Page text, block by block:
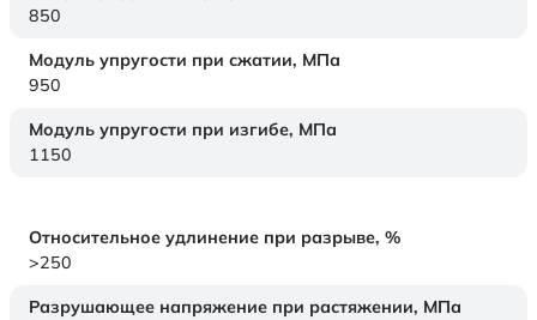
850
Модуль упругости при сжатии, МПа
950
Модуль упругости при изгибе, МПа
1150
Относительное удлинение при разрыве, %
>250
Разрушающее напряжение при растяжении, МПа